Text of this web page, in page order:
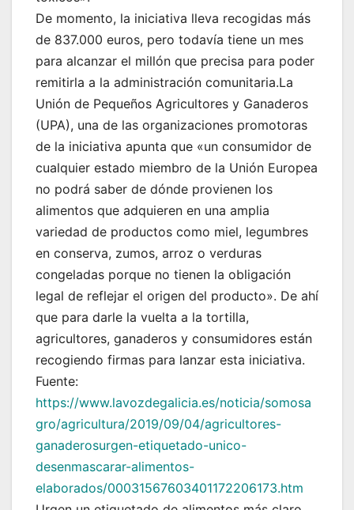
De momento, la iniciativa lleva recogidas más
de 837.000 euros, pero todavía tiene un mes
para alcanzar el millón que precisa para poder
remitirla a la administración comunitaria.La
Unión de Pequeños Agricultores y Ganaderos
(UPA), una de las organizaciones promotoras
de la iniciativa apunta que «un consumidor de
cualquier estado miembro de la Unión Europea
no podrá saber de dónde provienen los
alimentos que adquieren en una amplia
variedad de productos como miel, legumbres
en conserva, zumos, arroz o verduras
congeladas porque no tienen la obligación
legal de reflejar el origen del producto». De ahí
que para darle la vuelta a la tortilla,
agricultores, ganaderos y consumidores están
recogiendo firmas para lanzar esta iniciativa.
Fuente:
https://www.lavozdegalicia.es/noticia/somosa
gro/agricultura/2019/09/04/agricultores-
ganaderosurgen-etiquetado-unico-
desenmascarar-alimentos-
elaborados/00031567603401172206173.htm